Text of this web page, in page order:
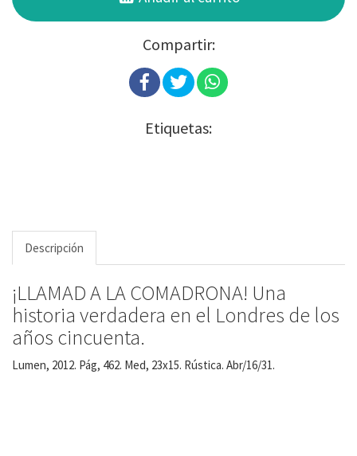
Compartir:
Etiquetas:
Descripción
¡LLAMAD A LA COMADRONA! Una
historia verdadera en el Londres de los
años cincuenta.
Lumen, 2012. Pág, 462. Med, 23x15. Rústica. Abr/16/31.